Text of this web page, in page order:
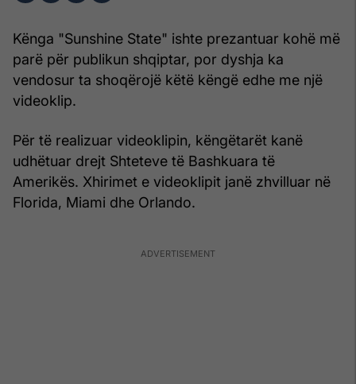
Kënga "Sunshine State" ishte prezantuar kohë më
parë për publikun shqiptar, por dyshja ka
vendosur ta shoqërojë këtë këngë edhe me një
videoklip.
Për të realizuar videoklipin, këngëtarët kanë
udhëtuar drejt Shteteve të Bashkuara të
Amerikës. Xhirimet e videoklipit janë zhvilluar në
Florida, Miami dhe Orlando.